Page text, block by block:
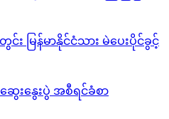
း မြန်မာနိုင်ငံသား မဲပေးပိုင်ခွင့်
နွေးပွဲ အစီရင်ခံစာ